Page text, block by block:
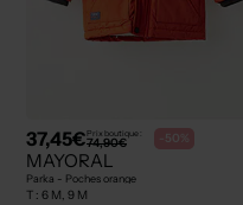
37,45€Prix boutique :
74,90€ -50%
MAYORAL
Parka - Poches orange
T : 6 M, 9 M